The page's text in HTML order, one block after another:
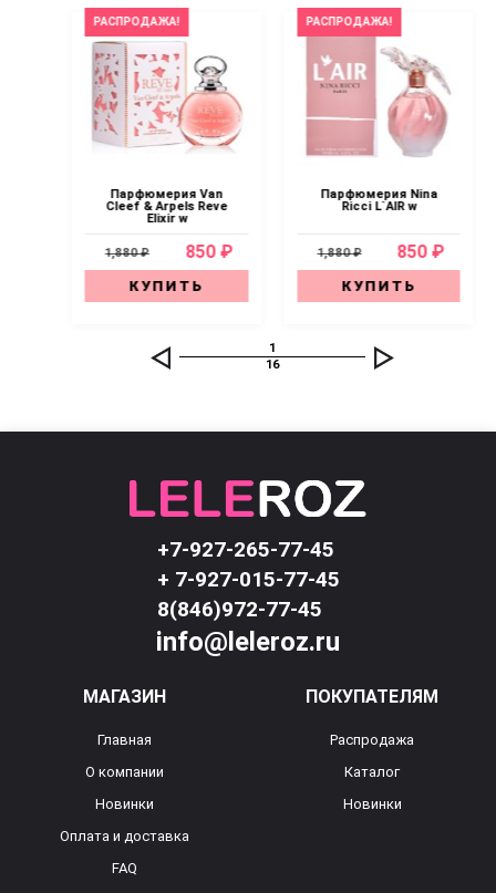
РАСПРОДАЖА!
Парфюмерия Van
Cleef & Arpels Reve
Elixir w
1,880 ₽ 850 ₽
КУПИТЬ
РАСПРОДАЖА!
Парфюмерия Nina
Ricci L`AIR w
1,880 ₽ 850 ₽
КУПИТЬ
1
16
+7-927-265-77-45
+ 7-927-015-77-45
8(846)972-77-45
info@leleroz.ru
МАГАЗИН
Главная
О компании
Новинки
Оплата и доставка
FAQ
ПОКУПАТЕЛЯМ
Распродажа
Каталог
Новинки